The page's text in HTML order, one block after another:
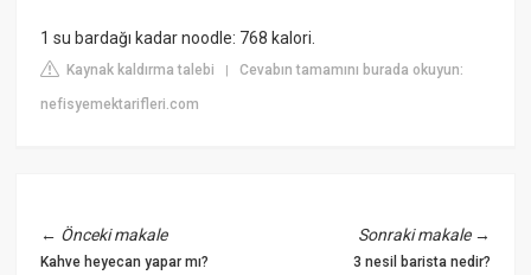
1 su bardağı kadar noodle: 768 kalori.
Kaynak kaldırma talebi |Cevabın tamamını burada okuyun:
nefisyemektarifleri.com
← Önceki makale
Kahve heyecan yapar mı?
Sonraki makale→
3 nesil barista nedir?